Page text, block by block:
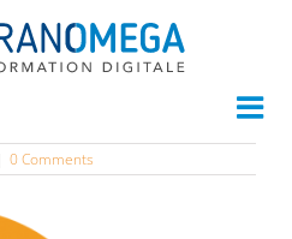
0 Comments